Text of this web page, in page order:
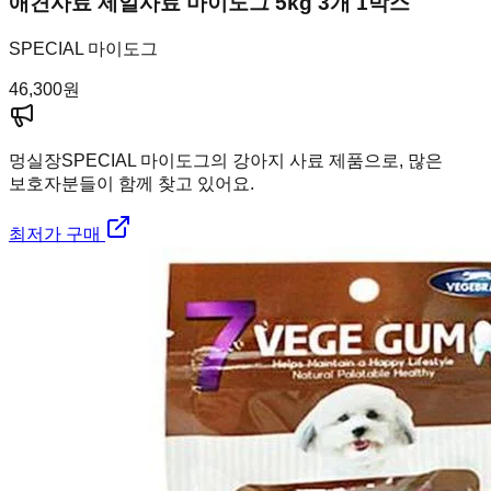
SPECIAL 마이도그
46,300원
멍실장SPECIAL 마이도그의 강아지 사료 제품으로, 많은
보호자분들이 함께 찾고 있어요.
최저가 구매